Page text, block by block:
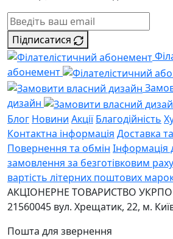
Підписатися
абонемент
дизайн
Блог Новини Акції Благодійність
Контактна інформація Доставка
Повернення та обмін Інформація
замовлення за безготівковим
вартість літерних поштових
АКЦІОНЕРНЕ ТОВАРИСТВО
21560045 вул. Хрещатик, 22, м.
Пошта для звернення